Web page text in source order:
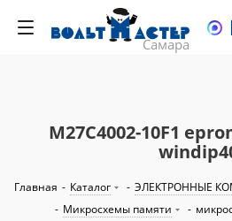
M27C4002-10F1
Главная - Каталог - ЭЛЕКТРОННЫЕ
- Микросхемы памяти -